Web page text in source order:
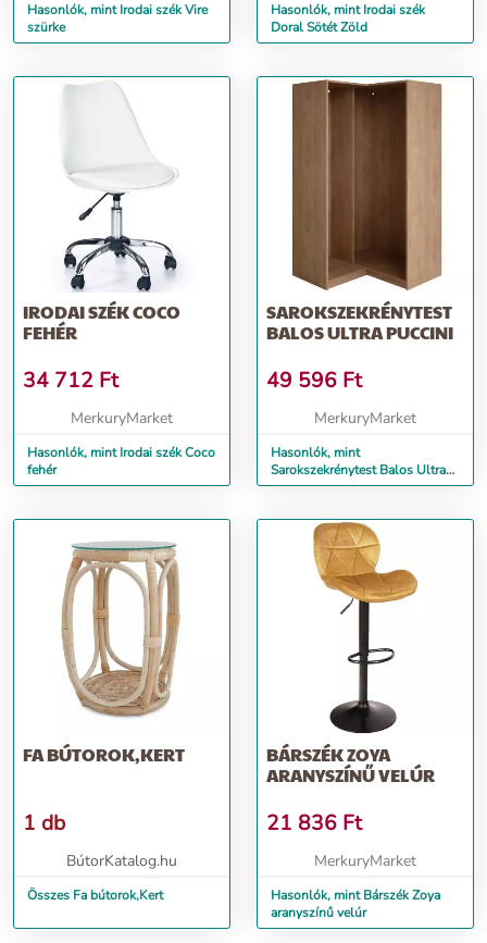
Hasonlók, mint Irodai szék Vire
szürke
Hasonlók, mint Irodai szék
Doral Sötét Zöld
IRODAI SZÉK COCO
FEHÉR
34 712 Ft
MerkuryMarket
Hasonlók, mint Irodai szék Coco
fehér
SAROKSZEKRÉNYTEST
BALOS ULTRA PUCCINI
49 596 Ft
MerkuryMarket
Hasonlók, mint
Sarokszekrénytest Balos Ultra
puccini
FA BÚTOROK,KERT
1 db
BútorKatalog.hu
Összes Fa bútorok,Kert
BÁRSZÉK ZOYA
ARANYSZÍNŰ VELÚR
21 836 Ft
MerkuryMarket
Hasonlók, mint Bárszék Zoya
aranyszínű velúr